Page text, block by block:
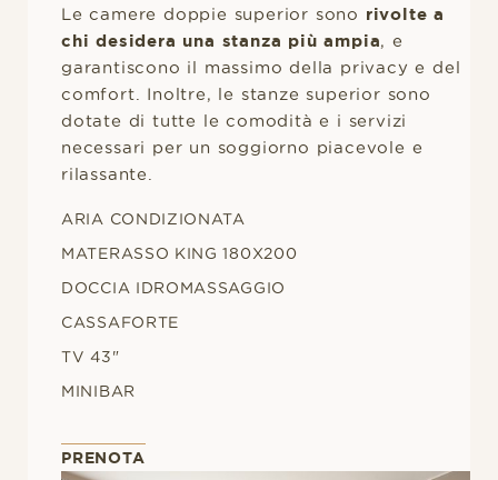
Le camere doppie superior sono rivolte a
chi desidera una stanza più ampia, e
garantiscono il massimo della privacy e del
comfort. Inoltre, le stanze superior sono
dotate di tutte le comodità e i servizi
necessari per un soggiorno piacevole e
rilassante.
ARIA CONDIZIONATA
MATERASSO KING 180X200
DOCCIA IDROMASSAGGIO
CASSAFORTE
TV 43"
MINIBAR
PRENOTA